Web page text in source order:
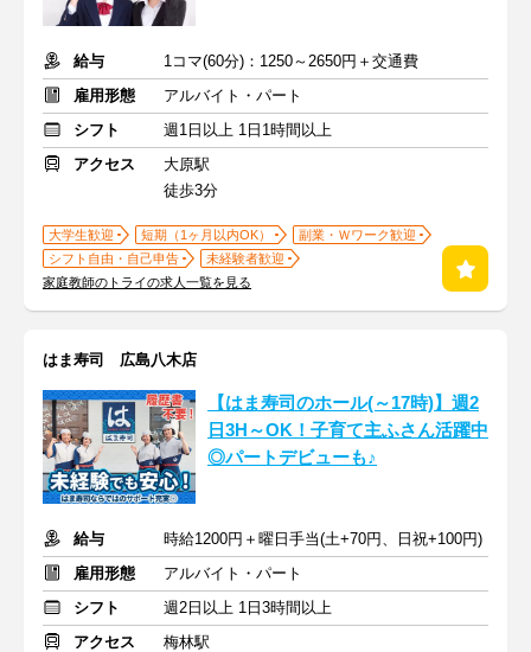
給与
1コマ(60分)：1250～2650円＋交通費
雇用形態
アルバイト・パート
シフト
週1日以上 1日1時間以上
アクセス
大原駅
徒歩3分
大学生歓迎 短期（1ヶ月以内OK）
副業・Ｗワーク歓迎
シフト自由・自己申告
未経験者歓迎
家庭教師のトライの求人一覧を見る
はま寿司 広島八木店
【はま寿司のホール(～17時)】週2
日3H～OK！子育て主ふさん活躍中
◎パートデビューも♪
給与
時給1200円＋曜日手当(土+70円、日祝+100円)
雇用形態
アルバイト・パート
シフト
週2日以上 1日3時間以上
アクセス
梅林駅